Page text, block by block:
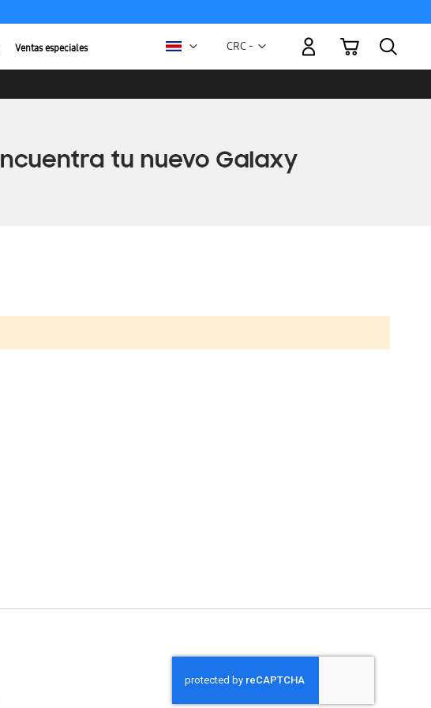
Ventas especiales Moneda
CRC -
Mi carrito